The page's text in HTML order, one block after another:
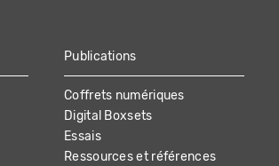
Publications
Coffrets numériques
Digital Boxsets
Essais
Ressources et références